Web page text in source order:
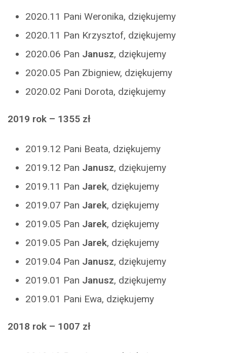
2020.11 Pani Weronika, dziękujemy
2020.11 Pan Krzysztof, dziękujemy
2020.06 Pan Janusz, dziękujemy
2020.05 Pan Zbigniew, dziękujemy
2020.02 Pani Dorota, dziękujemy
2019 rok – 1355 zł
2019.12 Pani Beata, dziękujemy
2019.12 Pan Janusz, dziękujemy
2019.11 Pan Jarek, dziękujemy
2019.07 Pan Jarek, dziękujemy
2019.05 Pan Jarek, dziękujemy
2019.05 Pan Jarek, dziękujemy
2019.04 Pan Janusz, dziękujemy
2019.01 Pan Janusz, dziękujemy
2019.01 Pani Ewa, dziękujemy
2018 rok – 1007 zł